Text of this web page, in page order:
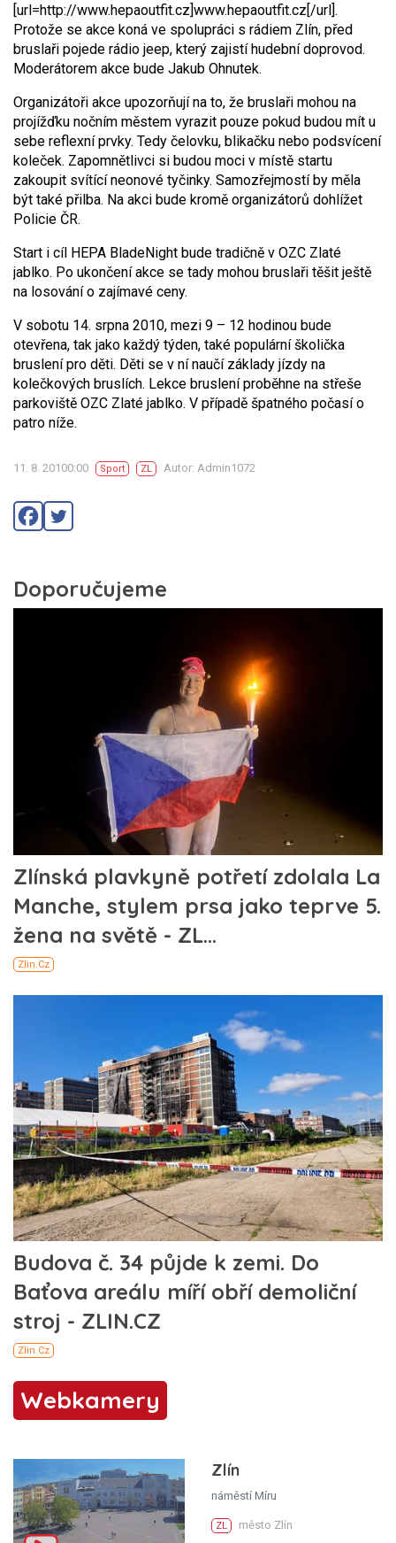
[url=http://www.hepaoutfit.cz]www.hepaoutfit.cz[/url].
Protože se akce koná ve spolupráci s rádiem Zlín, před
bruslaři pojede rádio jeep, který zajistí hudební doprovod.
Moderátorem akce bude Jakub Ohnutek.
Organizátoři akce upozorňují na to, že bruslaři mohou na
projížďku nočním městem vyrazit pouze pokud budou mít u
sebe reflexní prvky. Tedy čelovku, blikačku nebo podsvícení
koleček. Zapomnětlivci si budou moci v místě startu
zakoupit svítící neonové tyčinky. Samozřejmostí by měla
být také přilba. Na akci bude kromě organizátorů dohlížet
Policie ČR.
Start i cíl HEPA BladeNight bude tradičně v OZC Zlaté
jablko. Po ukončení akce se tady mohou bruslaři těšit ještě
na losování o zajímavé ceny.
V sobotu 14. srpna 2010, mezi 9 – 12 hodinou bude
otevřena, tak jako každý týden, také populární školička
bruslení pro děti. Děti se v ní naučí základy jízdy na
kolečkových bruslích. Lekce bruslení proběhne na střeše
parkoviště OZC Zlaté jablko. V případě špatného počasí o
patro níže.
11. 8. 20100:00 Sport ZL Autor: Admin1072
Webkamery
Zlín
náměstí Míru
ZL město Zlín